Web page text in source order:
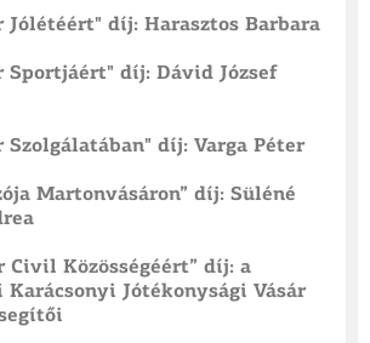
Jólétéért" díj: Harasztos Barbara
Sportjáért" díj: Dávid József
Szolgálatában" díj: Varga Péter
Martonvásáron” díj: Süléné
Civil Közösségéért” díj: a
Jótékonysági Vásár